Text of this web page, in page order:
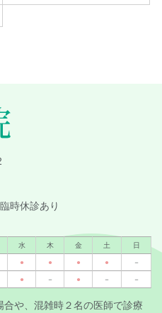
時休診あり
水 木 金 土 日
● ● ● ● －
● － ● － －
や、混雑時２名の医師で診療